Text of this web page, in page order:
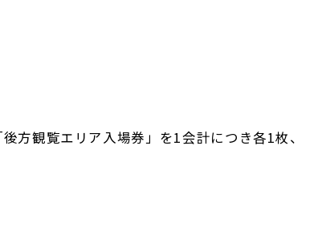
方観覧エリア入場券」を1会計につき各1枚、